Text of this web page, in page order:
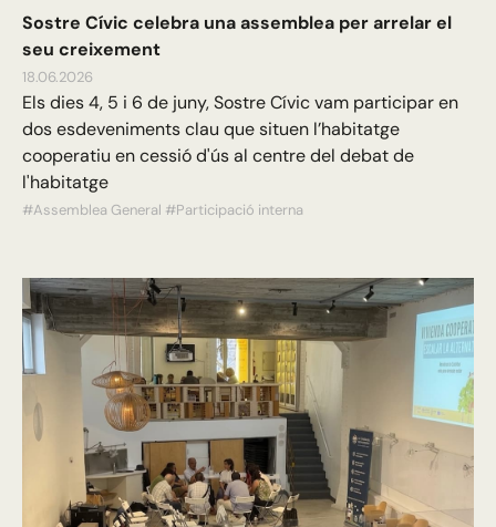
Sostre Cívic celebra una assemblea per arrelar el
seu creixement
18.06.2026
Els dies 4, 5 i 6 de juny, Sostre Cívic vam participar en
dos esdeveniments clau que situen l’habitatge
cooperatiu en cessió d'ús al centre del debat de
l'habitatge
#Assemblea General #Participació interna